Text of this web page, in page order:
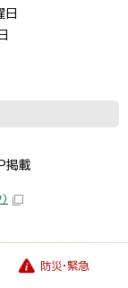
掲載
防災・緊急